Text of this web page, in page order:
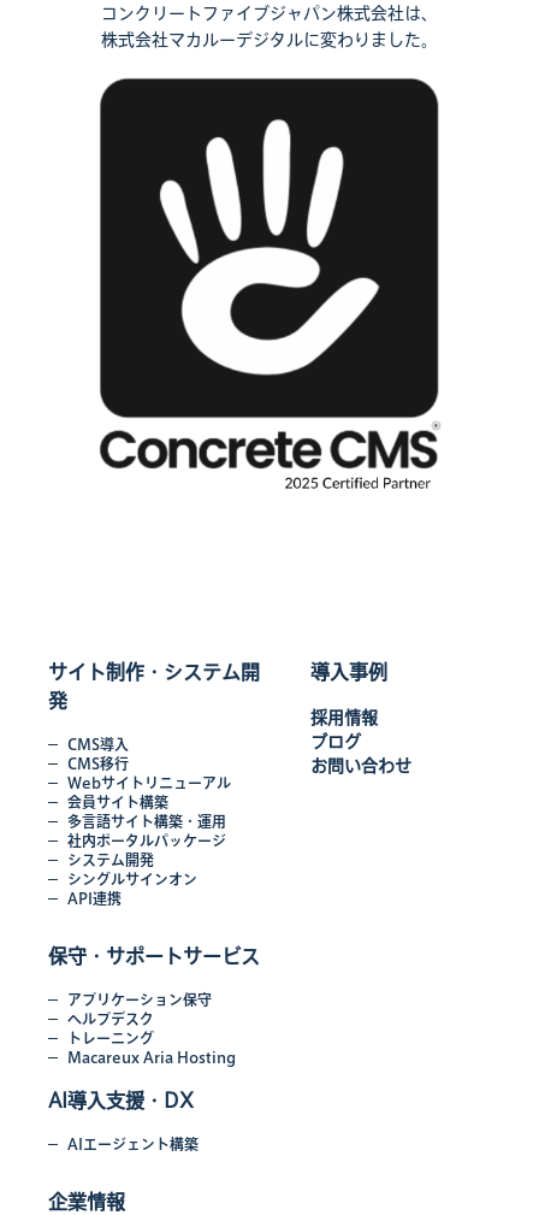
コンクリートファイブジャパン株式会社は、
株式会社マカルーデジタルに変わりました。
サイト制作・システム開
発
CMS導入
CMS移行
Webサイトリニューアル
会員サイト構築
多言語サイト構築・運用
社内ポータルパッケージ
システム開発
シングルサインオン
API連携
保守・サポートサービス
アプリケーション保守
ヘルプデスク
トレーニング
Macareux Aria Hosting
AI導入支援・DX
AIエージェント構築
企業情報
導入事例
採用情報
ブログ
お問い合わせ